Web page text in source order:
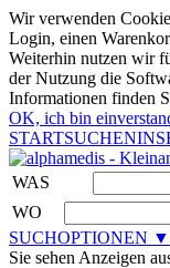
Wir verwenden
Login, einen
Weiterhin nutzen wir
der Nutzung die
Informationen finden
OK, ich bin
STARTSUCHEN
WAS
WO
SUCHOPTIONEN
Sie sehen Anzeigen